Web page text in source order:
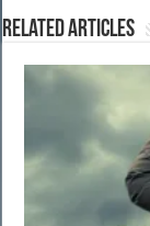
Related Articles